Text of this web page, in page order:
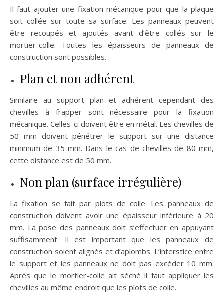
Il faut ajouter une fixation mécanique pour que la plaque
soit collée sur toute sa surface. Les panneaux peuvent
être recoupés et ajoutés avant d’être collés sur le
mortier-colle. Toutes les épaisseurs de panneaux de
construction sont possibles.
Plan et non adhérent
Similaire au support plan et adhérent cependant des
chevilles à frapper sont nécessaire pour la fixation
mécanique. Celles-ci doivent être en métal. Les chevilles de
50 mm doivent pénétrer le support sur une distance
minimum de 35 mm. Dans le cas de chevilles de 80 mm,
cette distance est de 50 mm.
Non plan (surface irrégulière)
La fixation se fait par plots de colle. Les panneaux de
construction doivent avoir une épaisseur inférieure à 20
mm. La pose des panneaux doit s’effectuer en appuyant
suffisamment. Il est important que les panneaux de
construction soient alignés et d’aplombs. L’interstice entre
le support et les panneaux ne doit pas excéder 10 mm.
Après que le mortier-colle ait séché il faut appliquer les
chevilles au même endroit que les plots de colle.